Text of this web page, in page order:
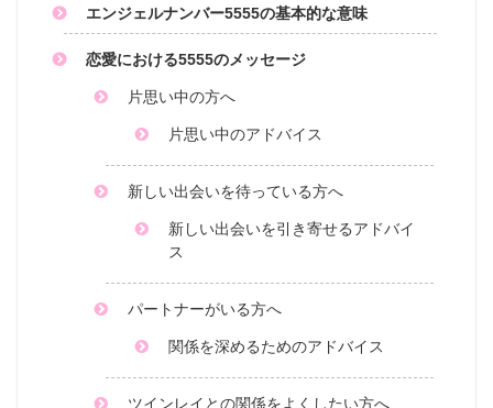
エンジェルナンバー5555の基本的な意味
恋愛における5555のメッセージ
片思い中の方へ
片思い中のアドバイス
新しい出会いを待っている方へ
新しい出会いを引き寄せるアドバイ
ス
パートナーがいる方へ
関係を深めるためのアドバイス
ツインレイとの関係をよくしたい方へ